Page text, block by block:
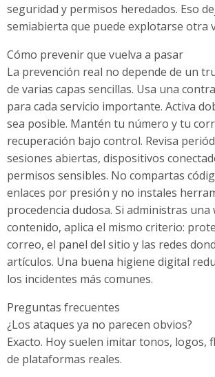
seguridad y permisos heredados. Eso
semiabierta que puede explotarse otra
Cómo prevenir que vuelva a pasar
La prevención real no depende de un
de varias capas sencillas. Usa una
para cada servicio importante. Activa
sea posible. Mantén tu número y tu
recuperación bajo control. Revisa
sesiones abiertas, dispositivos
permisos sensibles. No compartas
enlaces por presión y no instales
procedencia dudosa. Si administras una
contenido, aplica el mismo criterio:
correo, el panel del sitio y las redes
artículos. Una buena higiene digital
los incidentes más comunes.
Preguntas frecuentes
¿Los ataques ya no parecen obvios?
Exacto. Hoy suelen imitar tonos, logos,
de plataformas reales.